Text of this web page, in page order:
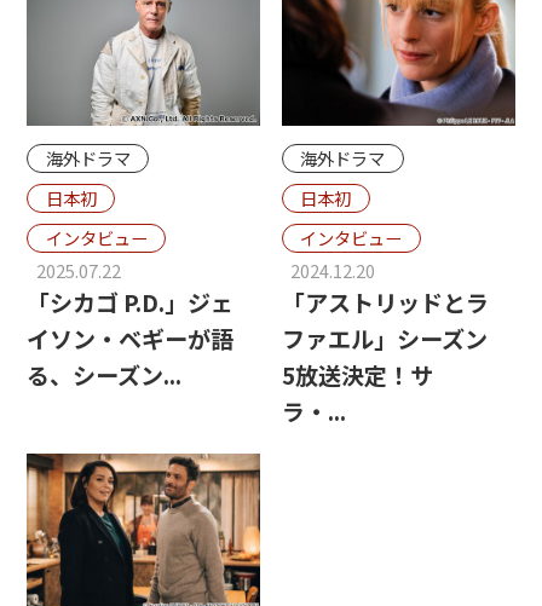
海外ドラマ
日本初
インタビュー
2025.07.22
「シカゴ P.D.」ジェ
イソン・ベギーが語
る、シーズン...
海外ドラマ
日本初
インタビュー
2024.12.20
「アストリッドとラ
ファエル」シーズン
5放送決定！サ
ラ・...